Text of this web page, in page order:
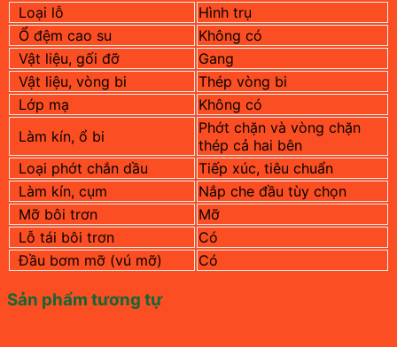
Loại lỗ
Hình trụ
Ổ đệm cao su
Không có
Vật liệu, gối đỡ
Gang
Vật liệu, vòng bi
Thép vòng bi
Lớp mạ
Không có
Làm kín, ổ bi
Phớt chặn và vòng chặn
thép cả hai bên
Loại phớt chắn dầu
Tiếp xúc, tiêu chuẩn
Làm kín, cụm
Nắp che đầu tùy chọn
Mỡ bôi trơn
Mỡ
Lỗ tái bôi trơn
Có
Đầu bơm mỡ (vú mỡ)
Có
Sản phẩm tương tự